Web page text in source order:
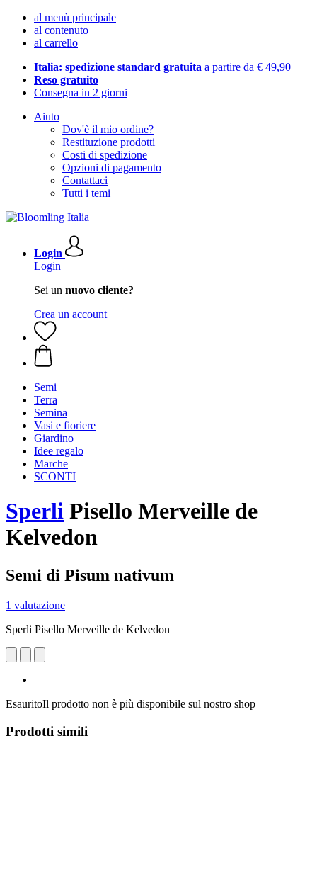
al menù principale
al contenuto
al carrello
Italia: spedizione standard gratuita a partire da € 49,90
Reso gratuito
Consegna in 2 giorni
Aiuto
Dov'è il mio ordine?
Restituzione prodotti
Costi di spedizione
Opzioni di pagamento
Contattaci
Tutti i temi
Login
Login
Sei un nuovo cliente?
Crea un account
Semi
Terra
Semina
Vasi e fioriere
Giardino
Idee regalo
Marche
SCONTI
Sperli Pisello Merveille de
Kelvedon
Semi di Pisum nativum
1 valutazione
Sperli Pisello Merveille de Kelvedon
EsauritoIl prodotto non è più disponibile sul nostro shop
Prodotti simili